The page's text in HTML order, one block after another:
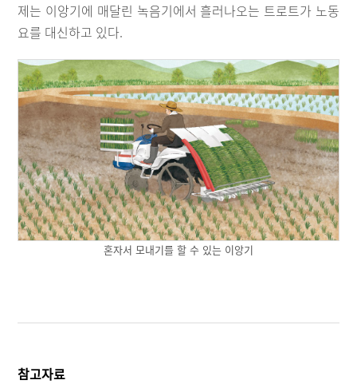
제는 이앙기에 매달린 녹음기에서 흘러나오는 트로트가 노동
요를 대신하고 있다.
혼자서 모내기를 할 수 있는 이앙기
참고자료